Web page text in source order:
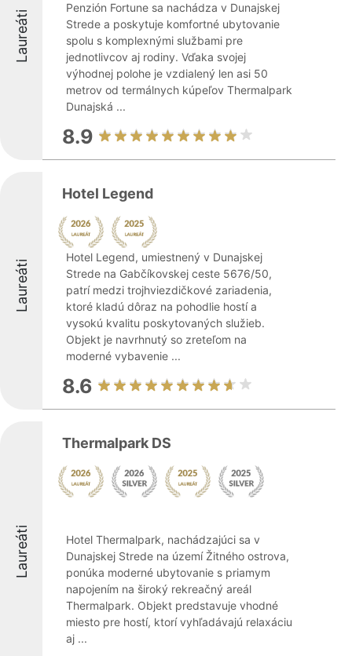
Laureáti
Penzión Fortune sa nachádza v Dunajskej
Strede a poskytuje komfortné ubytovanie
spolu s komplexnými službami pre
jednotlivcov aj rodiny. Vďaka svojej
výhodnej polohe je vzdialený len asi 50
metrov od termálnych kúpeľov Thermalpark
Dunajská ...
8.9
Laureáti
Hotel Legend
Hotel Legend, umiestnený v Dunajskej
Strede na Gabčíkovskej ceste 5676/50,
patrí medzi trojhviezdičkové zariadenia,
ktoré kladú dôraz na pohodlie hostí a
vysokú kvalitu poskytovaných služieb.
Objekt je navrhnutý so zreteľom na
moderné vybavenie ...
8.6
Laureáti
Thermalpark DS
Hotel Thermalpark, nachádzajúci sa v
Dunajskej Strede na území Žitného ostrova,
ponúka moderné ubytovanie s priamym
napojením na široký rekreačný areál
Thermalpark. Objekt predstavuje vhodné
miesto pre hostí, ktorí vyhľadávajú relaxáciu
aj ...